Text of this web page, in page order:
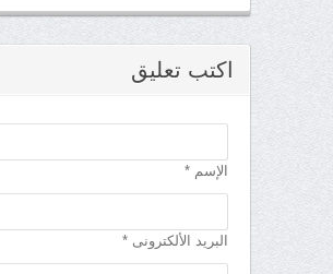
اكتب تعليق
الإسم *
البريد الألكترونى *